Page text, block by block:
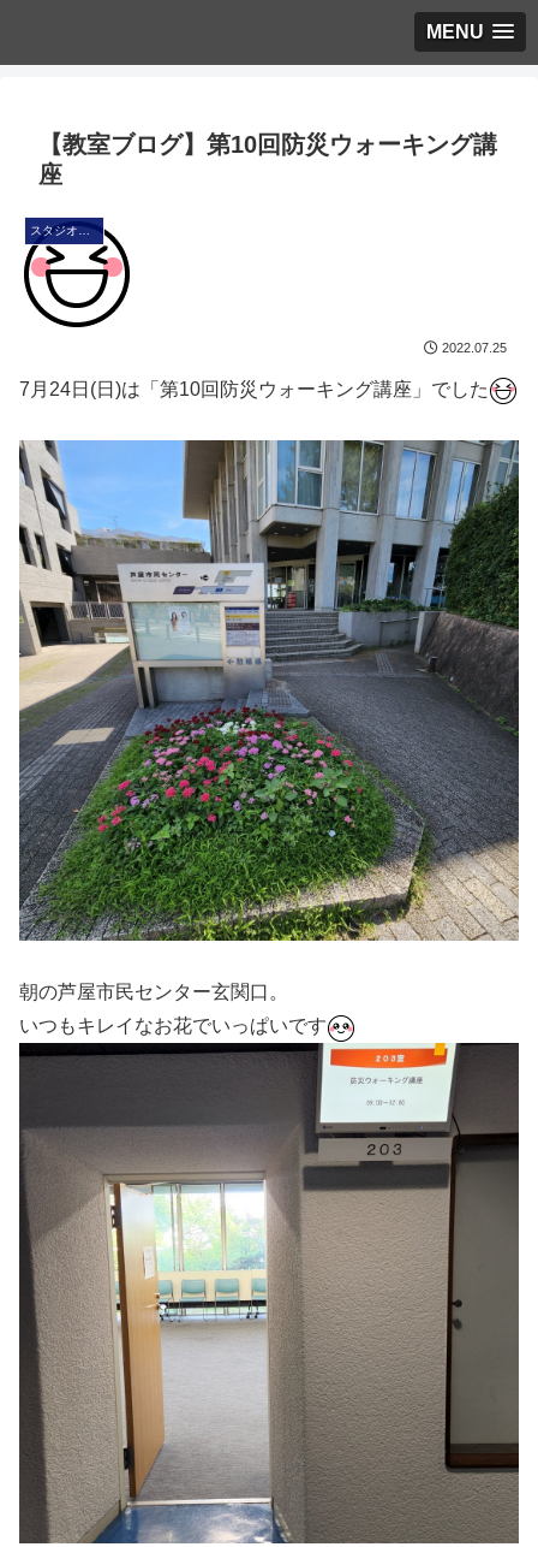
MENU
【教室ブログ】第10回防災ウォーキング講
座
スタジオ・ブログ
2022.07.25
7月24日(日)は「第10回防災ウォーキング講座」でした
朝の芦屋市民センター玄関口。
いつもキレイなお花でいっぱいです